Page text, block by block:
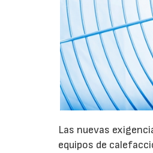
Las nuevas
equipos de